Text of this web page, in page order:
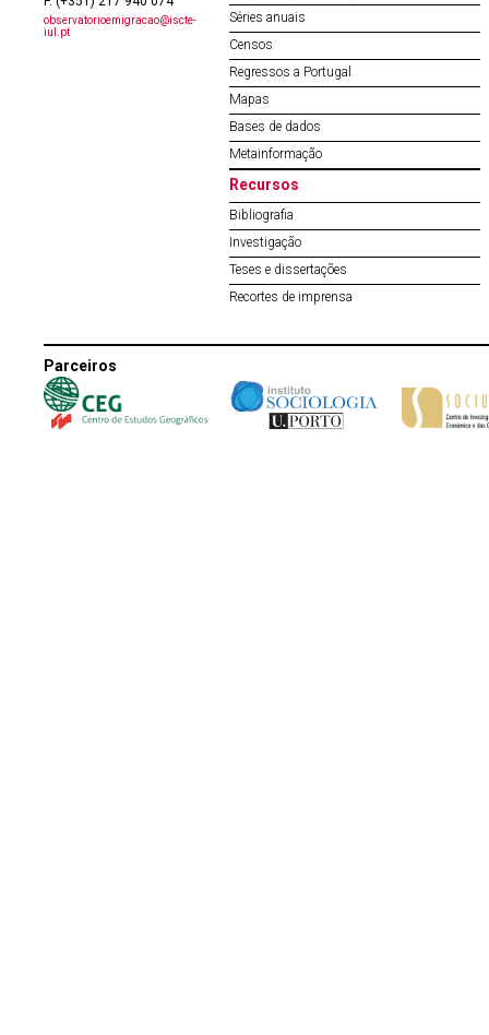
observatorioemigracao@iscte-
iul.pt
Séries anuais
Censos
Regressos a Portugal
Mapas
Bases de dados
Metainformação
Recursos
Bibliografia
Investigação
Teses e dissertações
Recortes de imprensa
Parceiros